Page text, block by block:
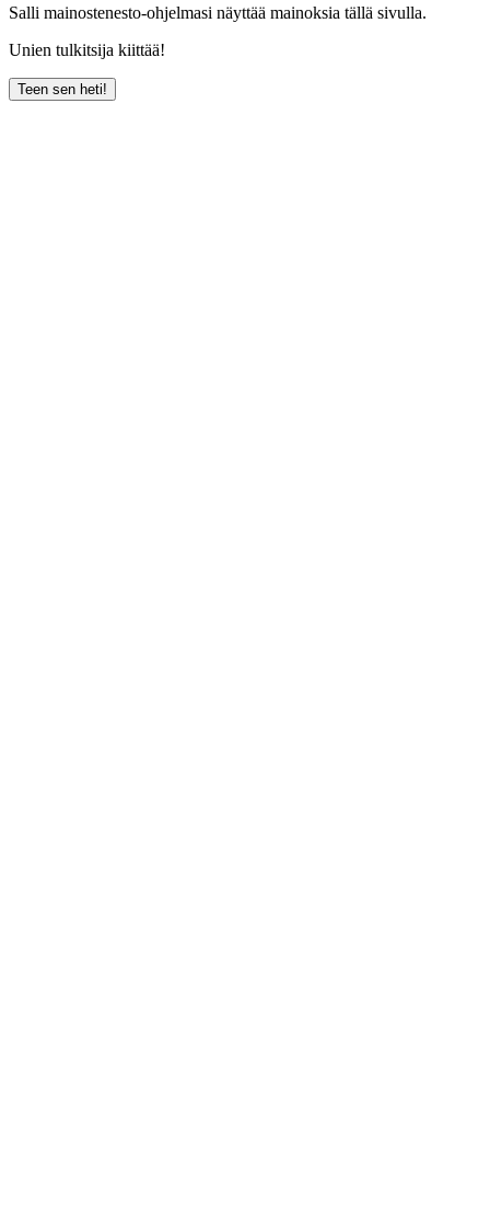
Salli mainostenesto-ohjelmasi näyttää mainoksia tällä sivulla.
Unien tulkitsija kiittää!
Teen sen heti!